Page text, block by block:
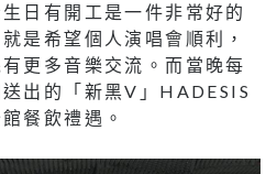
日有開工是一件非常好的
是希望個人演唱會順利，
更多音樂交流。而當晚每
出的「新黑V」HADESIS
餐飲禮遇。